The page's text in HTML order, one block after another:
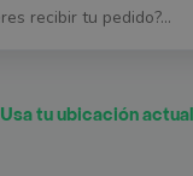
Usa tu ubicación actual